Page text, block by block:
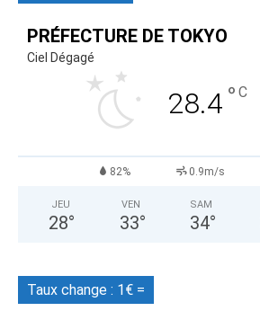
PRÉFECTURE DE TOKYO
Ciel Dégagé
28.4 ° C
82% 0.9m/s
JEU
28°
VEN
33°
SAM
34°
Taux change : 1€ =